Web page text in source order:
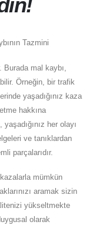
Burada mal kaybı,
Örneğin, bir trafik
yaşadığınız kaza
hakkına
her olayı
ve tanıklardan
parçalarıdır.
mümkün
aramak sizin
yükseltmekte
olarak